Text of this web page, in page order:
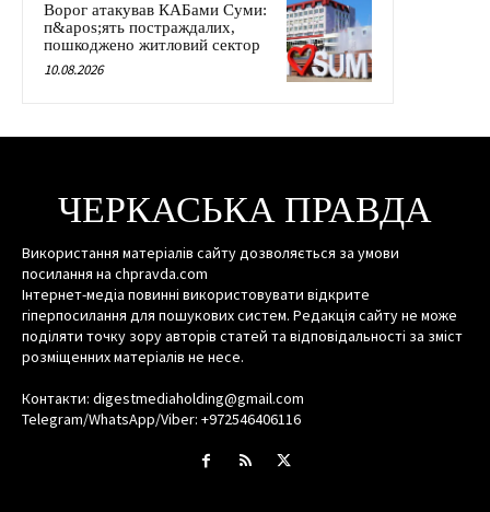
Ворог атакував КАБами Суми:
п&apos;ять постраждалих,
пошкоджено житловий сектор
10.08.2026
ЧЕРКАСЬКА ПРАВДА
Використання матеріалів сайту дозволяється за умови
посилання на chpravda.com
Інтернет-медіа повинні використовувати відкрите
гіперпосилання для пошукових систем. Редакція сайту не може
поділяти точку зору авторів статей та відповідальності за зміст
розміщенних матеріалів не несе.
Контакти: digestmediaholding@gmail.com
Telegram/WhatsApp/Viber: +972546406116